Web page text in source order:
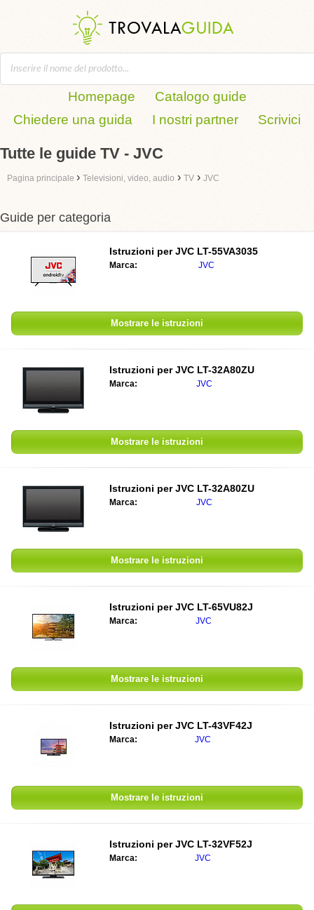
Homepage
Catalogo guide
Chiedere una guida
I nostri partner Scrivici
Tutte le guide TV - JVC
Pagina principale › Televisioni, video, audio › TV › JVC
Guide per categoria
Istruzioni perJVC LT-55VA3035
Marca: JVC
Mostrare le istruzioni
Istruzioni perJVC LT-32A80ZU
Marca: JVC
Mostrare le istruzioni
Istruzioni perJVC LT-32A80ZU
Marca: JVC
Mostrare le istruzioni
Istruzioni perJVC LT-65VU82J
Marca: JVC
Mostrare le istruzioni
Istruzioni perJVC LT-43VF42J
Marca: JVC
Mostrare le istruzioni
Istruzioni perJVC LT-32VF52J
Marca: JVC